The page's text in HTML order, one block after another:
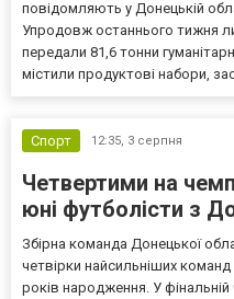
повідомляють у Донецькій
Упродовж останнього тижня
передали 81,6 тонни
містили продуктові набори,
Спорт 12:35, 3 серпня
Четвертими на
юні футболісти з
Збірна команда Донецької
четвірки найсильніших
років народження. У фінальній